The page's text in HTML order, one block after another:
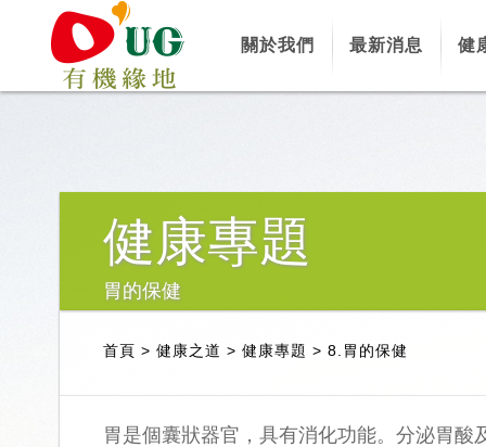
關於我們 最新消息 健
健康專題
胃的保健
首頁 > 健康之道 > 健康專題 > 8.胃的保健
胃是個囊狀器官，具有消化功能。分泌胃